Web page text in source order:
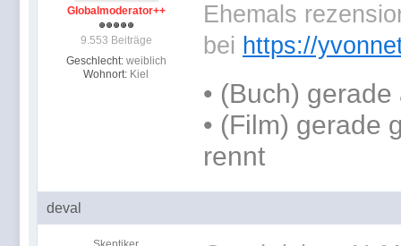
Globalmoderator++
9.553 Beiträge
Geschlecht: weiblich
Wohnort: Kiel
Ehemals
bei https://
• (Buch) gerade
• (Film) gerade
rennt
deval